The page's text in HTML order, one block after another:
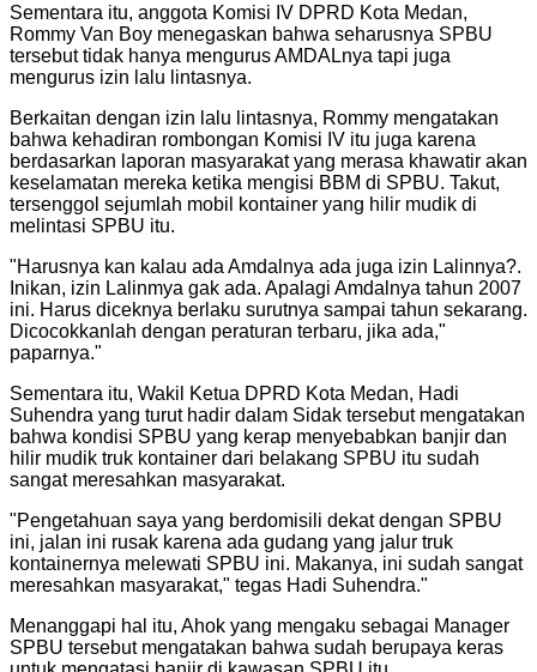
Sementara itu, anggota Komisi IV DPRD Kota Medan,
Rommy Van Boy menegaskan bahwa seharusnya SPBU
tersebut tidak hanya mengurus AMDALnya tapi juga
mengurus izin lalu lintasnya.
Berkaitan dengan izin lalu lintasnya, Rommy mengatakan
bahwa kehadiran rombongan Komisi IV itu juga karena
berdasarkan laporan masyarakat yang merasa khawatir akan
keselamatan mereka ketika mengisi BBM di SPBU. Takut,
tersenggol sejumlah mobil kontainer yang hilir mudik di
melintasi SPBU itu.
"Harusnya kan kalau ada Amdalnya ada juga izin Lalinnya?.
Inikan, izin Lalinmya gak ada. Apalagi Amdalnya tahun 2007
ini. Harus diceknya berlaku surutnya sampai tahun sekarang.
Dicocokkanlah dengan peraturan terbaru, jika ada,"
paparnya."
Sementara itu, Wakil Ketua DPRD Kota Medan, Hadi
Suhendra yang turut hadir dalam Sidak tersebut mengatakan
bahwa kondisi SPBU yang kerap menyebabkan banjir dan
hilir mudik truk kontainer dari belakang SPBU itu sudah
sangat meresahkan masyarakat.
"Pengetahuan saya yang berdomisili dekat dengan SPBU
ini, jalan ini rusak karena ada gudang yang jalur truk
kontainernya melewati SPBU ini. Makanya, ini sudah sangat
meresahkan masyarakat," tegas Hadi Suhendra."
Menanggapi hal itu, Ahok yang mengaku sebagai Manager
SPBU tersebut mengatakan bahwa sudah berupaya keras